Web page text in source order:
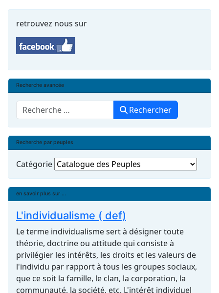
retrouvez nous sur
Recherche avancée
Rechercher Rechercher
Recherche par peuples
Catégorie
en savoir plus sur ...
L'individualisme ( def)
Le terme individualisme sert à désigner toute
théorie, doctrine ou attitude qui consiste à
privilégier les intérêts, les droits et les valeurs de
l'individu par rapport à tous les groupes sociaux,
que ce soit la famille, le clan, la corporation, la
communauté, la société, etc. L'intérêt individuel